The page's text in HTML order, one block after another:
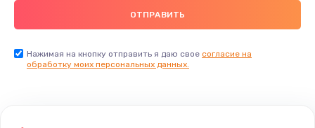
Заказать
Нажимая на кнопку отправить я даю свое согласие на
обработку моих персональных данных.